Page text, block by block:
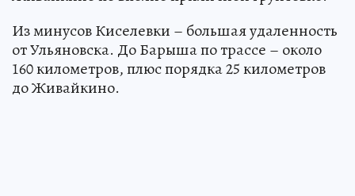
Из минусов Киселевки – большая удаленность
от Ульяновска. До Барыша по трассе – около
160 километров, плюс порядка 25 километров
до Живайкино.